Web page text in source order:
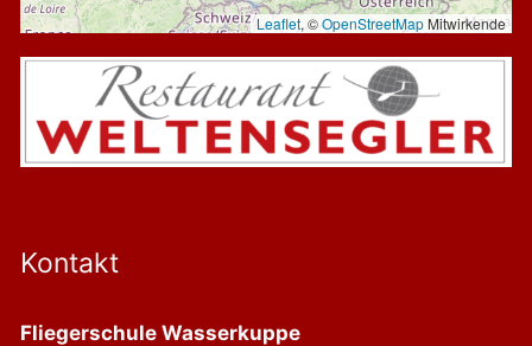
Leaflet, ©OpenStreetMapMitwirkende
Kontakt
Fliegerschule Wasserkuppe